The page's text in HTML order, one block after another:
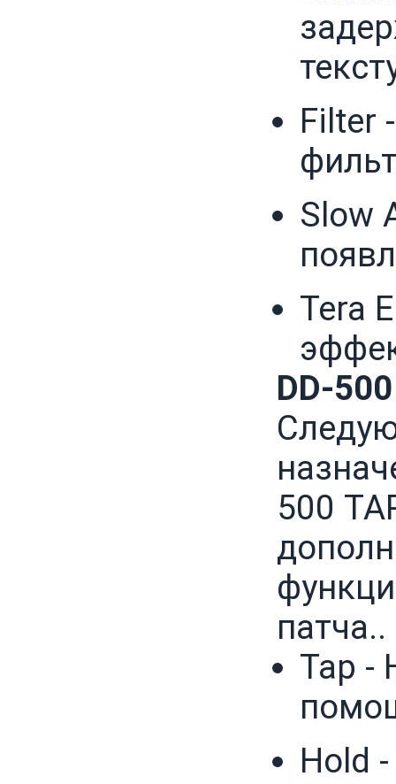
Filter
Slow
Tera
DD-
500
патча..
Tap -
Hold